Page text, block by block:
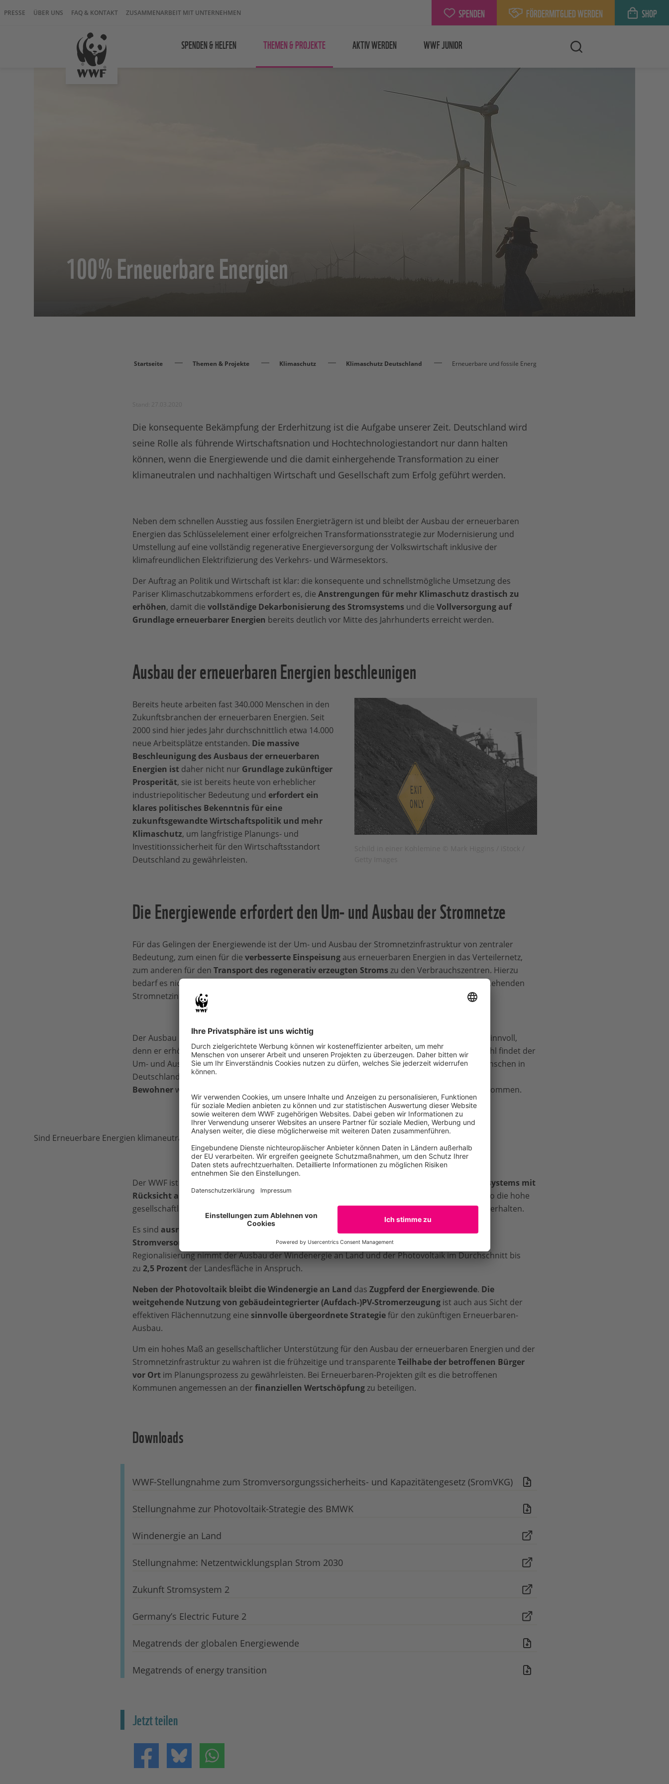
PRESSE ÜBER UNS FAQ & KONTAKT ZUSAMMENARBEIT MIT UNTERNEHMEN SPENDEN FÖRDERMITGLIED WERDEN SHOP
SPENDEN & HELFEN THEMEN & PROJEKTE AKTIV WERDEN WWF JUNIOR
100% Erneuerbare Energien
Startseite Themen & Projekte Klimaschutz Klimaschutz Deutschland Erneuerbare und fossile Energien
Die konsequente Bekämpfung der Erderhitzung ist die Aufgabe unserer Zeit. Deutschland wird
seine Rolle als führende Wirtschaftsnation und Hochtechnologiestandort nur dann halten
können, wenn die Energiewende und die damit einhergehende Transformation zu einer
klimaneutralen und nachhaltigen Wirtschaft und Gesellschaft zum Erfolg geführt werden.
Neben dem schnellen Ausstieg aus fossilen Energieträgern ist und bleibt der Ausbau der erneuerbaren
Energien das Schlüsselelement einer erfolgreichen Transformationsstrategie zur Modernisierung und
Umstellung auf eine vollständig regenerative Energieversorgung der Volkswirtschaft inklusive der
klimafreundlichen Elektrifizierung des Verkehrs- und Wärmesektors.
Der Auftrag an Politik und Wirtschaft ist klar: die konsequente und schnellstmögliche Umsetzung des
Pariser Klimaschutzabkommens erfordert es, die Anstrengungen für mehr Klimaschutz drastisch zu
erhöhen, damit die vollständige Dekarbonisierung des Stromsystems und die Vollversorgung auf
Grundlage erneuerbarer Energien bereits deutlich vor Mitte des Jahrhunderts erreicht werden.
Ausbau der erneuerbaren Energien beschleunigen
Bereits heute arbeiten fast 340.000 Menschen in den
Zukunftsbranchen der erneuerbaren Energien. Seit
2000 sind hier jedes Jahr durchschnittlich etwa 14.000
neue Arbeitsplätze entstanden. Die massive
Beschleunigung des Ausbaus der erneuerbaren
Energien istdaher nicht nur Grundlage zukünftiger
Prosperität, sie ist bereits heute von erheblicher
industriepolitischer Bedeutung und erfordert ein
klares politisches Bekenntnis für eine
zukunftsgewandte Wirtschaftspolitik und mehr
Klimaschutz, um langfristige Planungs- und
Investitionssicherheit für den Wirtschaftsstandort
Deutschland zu gewährleisten.
Die Energiewende erfordert den Um- und Ausbau der Stromnetze
Für das Gelingen der Energiewende ist der Um- und Ausbau der Stromnetzinfrastruktur von zentraler
Bedeutung, zum einen für die verbesserte Einspeisungaus erneuerbaren Energien in das Verteilernetz,
zum anderen für den Transport des regenerativ erzeugten Stromszu den Verbrauchszentren. Hierzu
bedarf es nicht nur neuer Übertragungskapazitäten, sondern ebenso der Ertüchtigung der bestehenden
Stromnetzinfrastruktur, insbesondere auch in den Verteilernetzen.
Der Ausbau der Stromnetzinfrastruktur ist energiepolitisch notwendig und volkswirtschaftlich sinnvoll,
denn er erhöht die Kosteneffizienz und die Versorgungssicherheit des Stromsystems. Gleichwohl findet der
Um- und Ausbau der bestehenden Stromnetzinfrastruktur in der direkten Umgebung vieler Menschen in
Deutschland statt. Er wird dabei häufig als zusätzliche
Bewohnerwahrgenommen, die zu vielfältigen, bereits bestehenden Beeinträchtigungen hinzukommen.
Sind Erneuerbare Energien klimaneutral Autocomplete Challenge mit Klima Energie Expertin pandaFAQ
Der WWF ist überzeugt davon, dass es möglich ist die umfassende
Transformation des Stromsystems mit
Rücksicht auf die Menschen vor Ort und die Belange des Naturschutzes zu gestalten
und so die hohe
gesellschaftliche Unterstützung für eine konsequente Umsetzung der Energiewende aufrechtzuerhalten.
Es sind ausreichend Flächen für ein vollständig auf erneuerbaren Energien basierendes
Stromversorgungsystem in Deutschland vorhanden. Abhängig vom Technologiemix und der
Regionalisierung nimmt der Ausbau der Windenergie an Land und der Photovoltaik im Durchschnitt bis
zu 2,5 Prozentder Landesfläche in Anspruch.
Neben der Photovoltaik bleibt die Windenergie an Land das Zugpferd der Energiewende. Die
weitgehende Nutzung von gebäudeintegrierter (Aufdach-)PV-Stromerzeugungist auch aus Sicht der
effektiven Flächennutzung eine sinnvolle übergeordnete Strategiefür den zukünftigen Erneuerbaren-
Ausbau.
Um ein hohes Maß an gesellschaftlicher Unterstützung für den Ausbau der erneuerbaren Energien und der
Stromnetzinfrastruktur zu wahren ist die frühzeitige und transparente Teilhabe der betroffenen Bürger
vor Ortim Planungsprozess zu gewährleisten. Bei Erneuerbaren-Projekten gilt es die betroffenen
Kommunen angemessen an der finanziellen Wertschöpfungzu beteiligen.
Downloads
WWF-Stellungnahme zum Stromversorgungssicherheits- und Kapazitätengesetz (SromVKG)
Stellungnahme zur Photovoltaik-Strategie des BMWK
Windenergie an Land
Stellungnahme: Netzentwicklungsplan Strom 2030
Zukunft Stromsystem 2
Germany’s Electric Future 2
Megatrends der globalen Energiewende
Megatrends of energy transition
Jetzt teilen
Teilen auf FacebookTeilen auf Bluesky